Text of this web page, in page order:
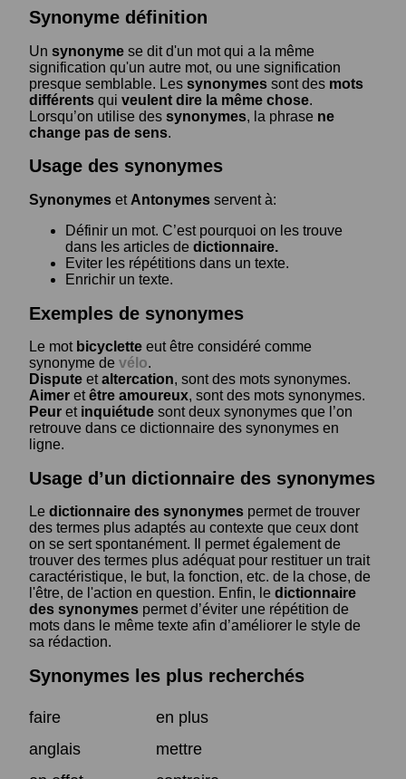
Synonyme définition
Un synonyme se dit d'un mot qui a la même
signification qu'un autre mot, ou une signification
presque semblable. Les synonymes sont des mots
différents qui veulent dire la même chose.
Lorsqu’on utilise des synonymes, la phrase ne
change pas de sens.
Usage des synonymes
Synonymes et Antonymes servent à:
Définir un mot. C’est pourquoi on les trouve
dans les articles de dictionnaire.
Eviter les répétitions dans un texte.
Enrichir un texte.
Exemples de synonymes
Le mot bicyclette eut être considéré comme
synonyme de vélo.
Dispute etaltercation, sont des mots synonymes.
Aimer etêtre amoureux, sont des mots synonymes.
Peur et inquiétude sont deux synonymes que l’on
retrouve dans ce dictionnaire des synonymes en
ligne.
Usage d’un dictionnaire des synonymes
Le dictionnaire des synonymes permet de trouver
des termes plus adaptés au contexte que ceux dont
on se sert spontanément. Il permet également de
trouver des termes plus adéquat pour restituer un trait
caractéristique, le but, la fonction, etc. de la chose, de
l'être, de l'action en question. Enfin, le dictionnaire
des synonymes permet d’éviter une répétition de
mots dans le même texte afin d’améliorer le style de
sa rédaction.
Synonymes les plus recherchés
faire
en plus
anglais
mettre